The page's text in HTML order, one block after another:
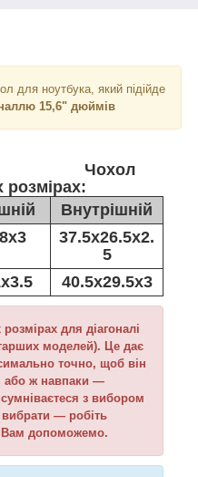
для ноутбука, який підійде
15,6" дюймів
розмірах:
Внутрішній
37.5х26.5х2.
5
40.5х29.5х3
для діагоналі
моделей). Це дає
точно, щоб він
або ж навпаки —
з вибором
вибрати — робіть
Вам допоможемо.